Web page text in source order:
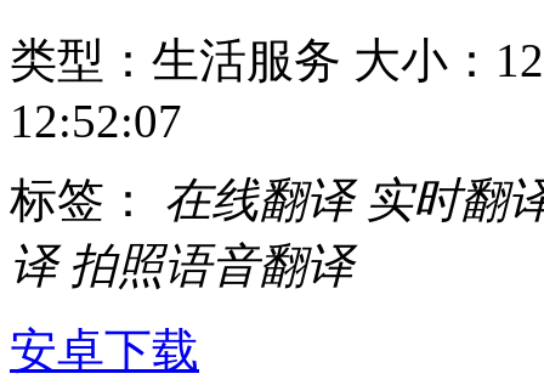
类型：生活服务 大小：
12:52:07
标签： 在线翻译 实时翻
译 拍照语音翻译
安卓下载